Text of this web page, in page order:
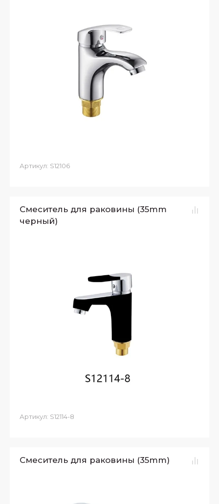
Артикул: S12106
Смеситель для раковины (35mm
черный)
Артикул: S12114-8
Смеситель для раковины (35mm)